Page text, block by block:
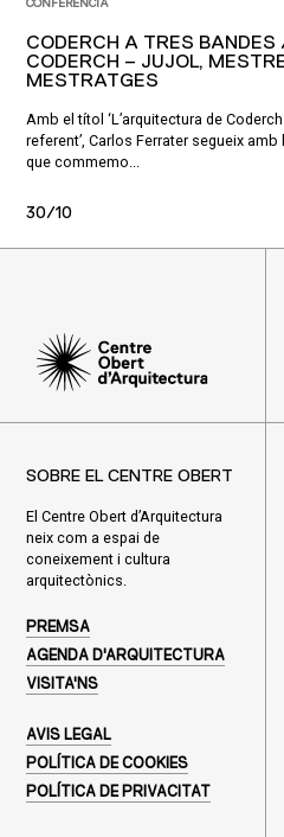
CONFERÈNCIA
CODERCH A TRES BANDES
CODERCH – JUJOL,
MESTRATGES
Amb el títol ‘L’arquitectura de
referent’, Carlos Ferrater segueix
que commemo...
30/10
SOBRE EL CENTRE OBERT
El Centre Obert d’Arquitectura
neix com a espai de
coneixement i cultura
arquitectònics.
PREMSA
AGENDA D'ARQUITECTURA
VISITA'NS
AVIS LEGAL
POLÍTICA DE COOKIES
POLÍTICA DE PRIVACITAT